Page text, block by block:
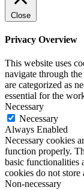
Close
Privacy Overview
This website uses
navigate through
are categorized as
essential for the
Necessary
Necessary
Always Enabled
Necessary cookies
function properly.
basic functionalities
cookies do not
Non-necessary